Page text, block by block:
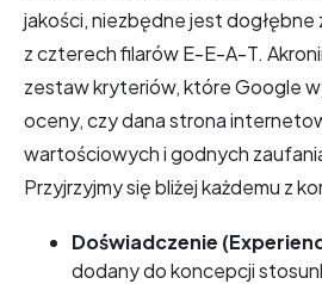
jakości, niezbędne jest dogłębne
z czterech filarów E-E-A-T.
zestaw kryteriów, które Google
oceny, czy dana strona
wartościowych i godnych
Przyjrzyjmy się bliżej każdemu z
Doświadczenie
dodany do koncepcji